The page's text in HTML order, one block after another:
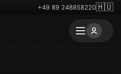
+49 89 248858220🇭🇺